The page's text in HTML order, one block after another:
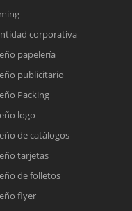
corporativa
papelería
publicitario
Packing
logo
de catálogos
tarjetas
de folletos
flyer